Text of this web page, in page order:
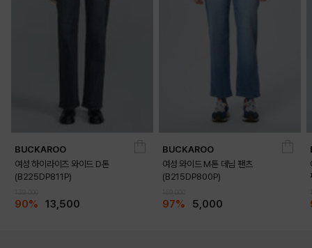
BUCKAROO
여성 하이라이즈 와이드 D톤
(B225DP811P)
90% 13,500
BUCKAROO
여성 와이드 M톤 데님 팬츠
(B215DP800P)
97% 5,000